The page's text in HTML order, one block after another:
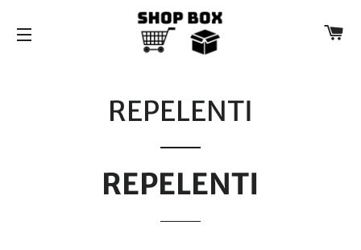
REPELENTI
REPELENTI